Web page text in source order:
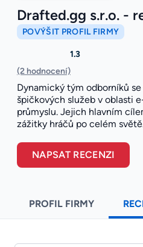
Drafted.gg s.r.o. -
POVÝŠIT PROFIL FIRMY
1.3
(2 hodnocení)
Dynamický tým odborníků
špičkových služeb v oblasti
průmyslu. Jejich hlavním
zážitky hráčů po celém
NAPSAT RECENZI
PROFIL FIRMY